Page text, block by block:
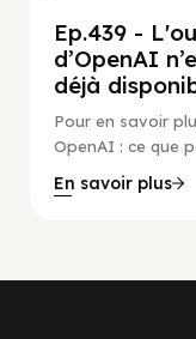
Ep.439 -
d’OpenAI
déjà
Pour en savoir
OpenAI : ce que
En savoir plus